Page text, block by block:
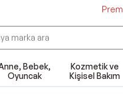
Bebek,
Oyuncak
Kozmetik ve
Kişisel Bakım